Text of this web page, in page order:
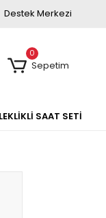
Destek Merkezi
0
Sepetim
SAAT SETİ